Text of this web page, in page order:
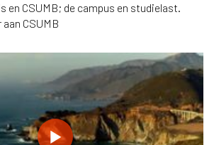
en CSUMB; de campus en studielast.
CSUMB